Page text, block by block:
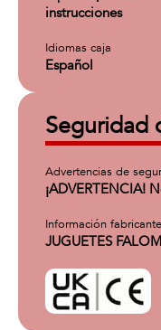
instrucciones
Idiomas caja
Español
Seguridad
Advertencias de
¡ADVERTENCIA!
Información fabricante
JUGUETES